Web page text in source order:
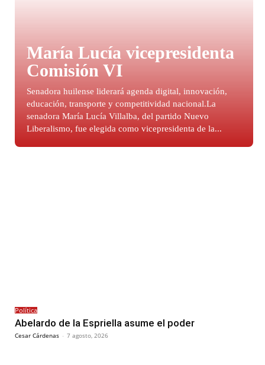
Política
Abelardo de la Espriella asume el poder
Cesar Cárdenas - 7 agosto, 2026
María Lucía vicepresidenta
Comisión VI
Senadora huilense liderará agenda digital, innovación,
educación, transporte y competitividad nacional.La
senadora María Lucía Villalba, del partido Nuevo
Liberalismo, fue elegida como vicepresidenta de la...